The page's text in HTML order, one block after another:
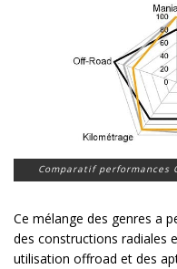
Comparatif performances
Ce mélange des genres a
des constructions radiales
utilisation offroad et des